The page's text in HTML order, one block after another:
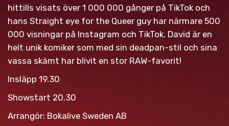
hittills visats över 1 000 000 gånger på TikTok och
hans Straight eye for the Queer guy har närmare 500
000 visningar på Instagram och TikTok. David är en
helt unik komiker som med sin deadpan-stil och sina
vassa skämt har blivit en stor RAW-favorit!
Insläpp 19.30
Showstart 20.30
Arrangör: Bokalive Sweden AB